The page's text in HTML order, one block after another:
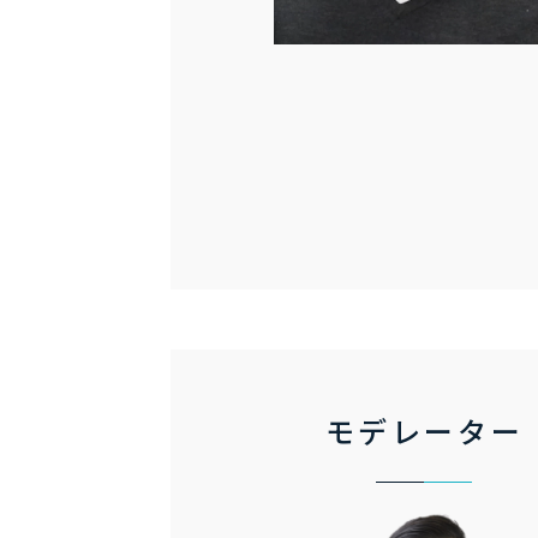
モデレーター